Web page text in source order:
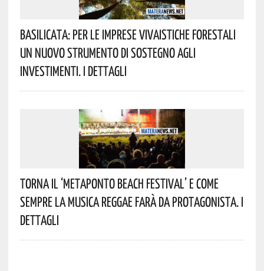
Basilicata: Per Le Imprese Vivaistiche Forestali
Un Nuovo Strumento Di Sostegno Agli
Investimenti. I Dettagli
Torna Il ‘Metaponto Beach Festival’ E Come
Sempre La Musica Reggae Farà Da Protagonista. I
Dettagli